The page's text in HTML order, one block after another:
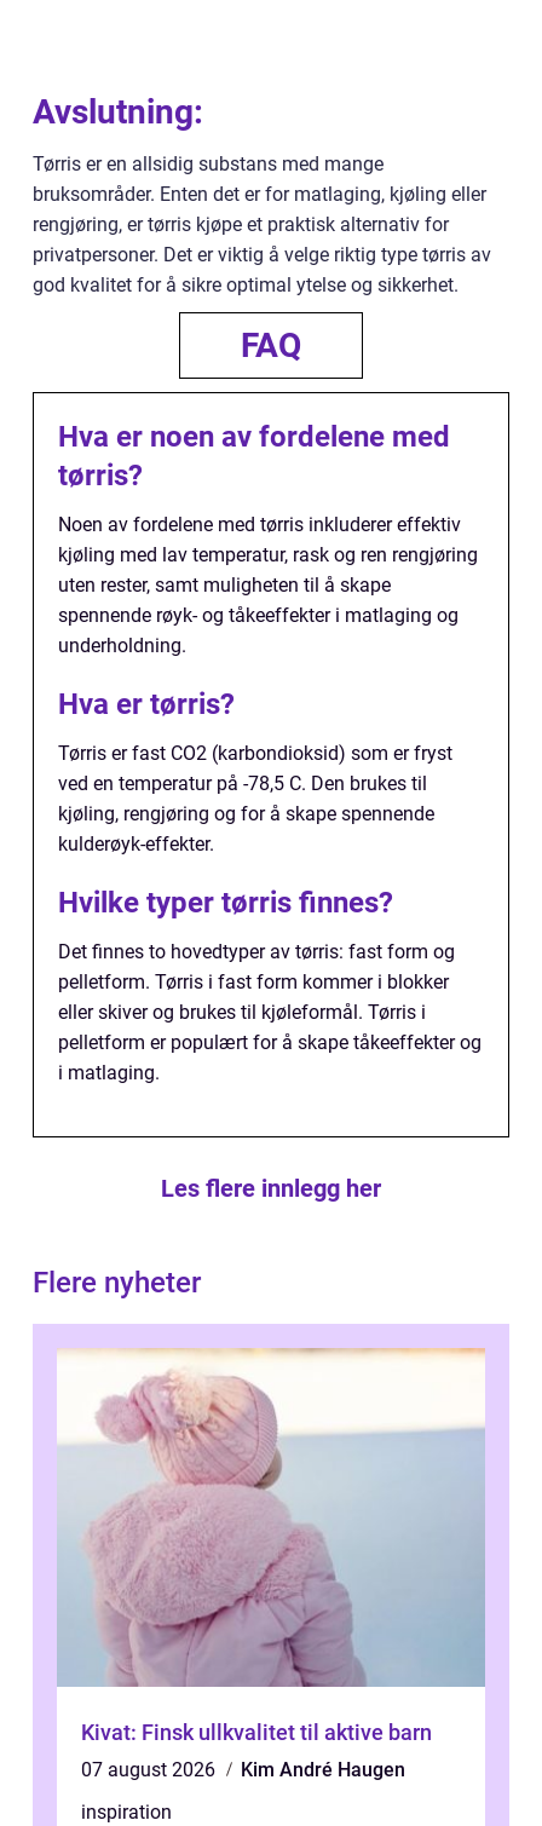
Avslutning:
Tørris er en allsidig substans med mange
bruksområder. Enten det er for matlaging, kjøling eller
rengjøring, er tørris kjøpe et praktisk alternativ for
privatpersoner. Det er viktig å velge riktig type tørris av
god kvalitet for å sikre optimal ytelse og sikkerhet.
FAQ
Hva er noen av fordelene med
tørris?
Noen av fordelene med tørris inkluderer effektiv
kjøling med lav temperatur, rask og ren rengjøring
uten rester, samt muligheten til å skape
spennende røyk- og tåkeeffekter i matlaging og
underholdning.
Hva er tørris?
Tørris er fast CO2 (karbondioksid) som er fryst
ved en temperatur på -78,5 C. Den brukes til
kjøling, rengjøring og for å skape spennende
kulderøyk-effekter.
Hvilke typer tørris finnes?
Det finnes to hovedtyper av tørris: fast form og
pelletform. Tørris i fast form kommer i blokker
eller skiver og brukes til kjøleformål. Tørris i
pelletform er populært for å skape tåkeeffekter og
i matlaging.
Les flere innlegg her
Flere nyheter
Kivat: Finsk ullkvalitet til aktive barn
07 august 2026
Kim André Haugen
inspiration